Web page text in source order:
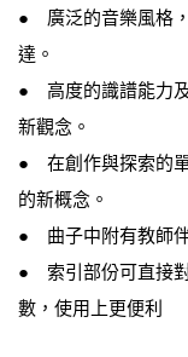
● 廣泛的音樂風格
達。
● 高度的識譜能力
新觀念。
● 在創作與探索的
的新概念。
● 曲子中附有教師
● 索引部份可直接
數，使用上更便利